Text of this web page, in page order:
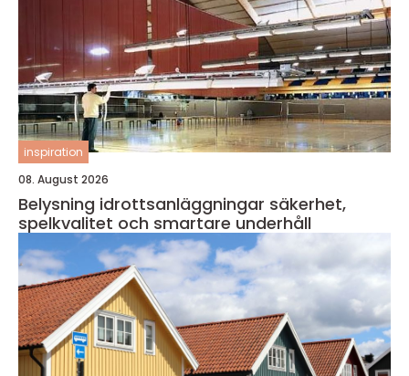
inspiration
08. August 2026
Belysning idrottsanläggningar säkerhet,
spelkvalitet och smartare underhåll